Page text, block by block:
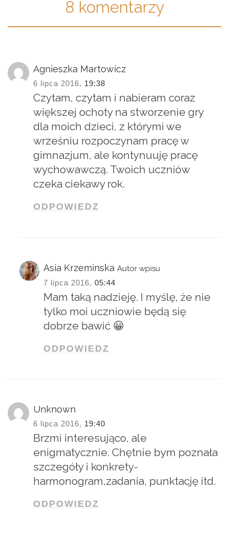
8 komentarzy
Agnieszka Martowicz
6 lipca 2016, 19:38
Czytam, czytam i nabieram coraz
większej ochoty na stworzenie gry
dla moich dzieci, z którymi we
wrześniu rozpoczynam pracę w
gimnazjum, ale kontynuuję pracę
wychowawczą. Twoich uczniów
czeka ciekawy rok.
ODPOWIEDZ
Asia Krzeminska Autor wpisu
7 lipca 2016, 05:44
Mam taką nadzieję. I myślę, że nie
tylko moi uczniowie będą się
dobrze bawić 😀
ODPOWIEDZ
Unknown
6 lipca 2016, 19:40
Brzmi interesująco, ale
enigmatycznie. Chętnie bym poznała
szczegóły i konkrety-
harmonogram,zadania, punktację itd.
ODPOWIEDZ